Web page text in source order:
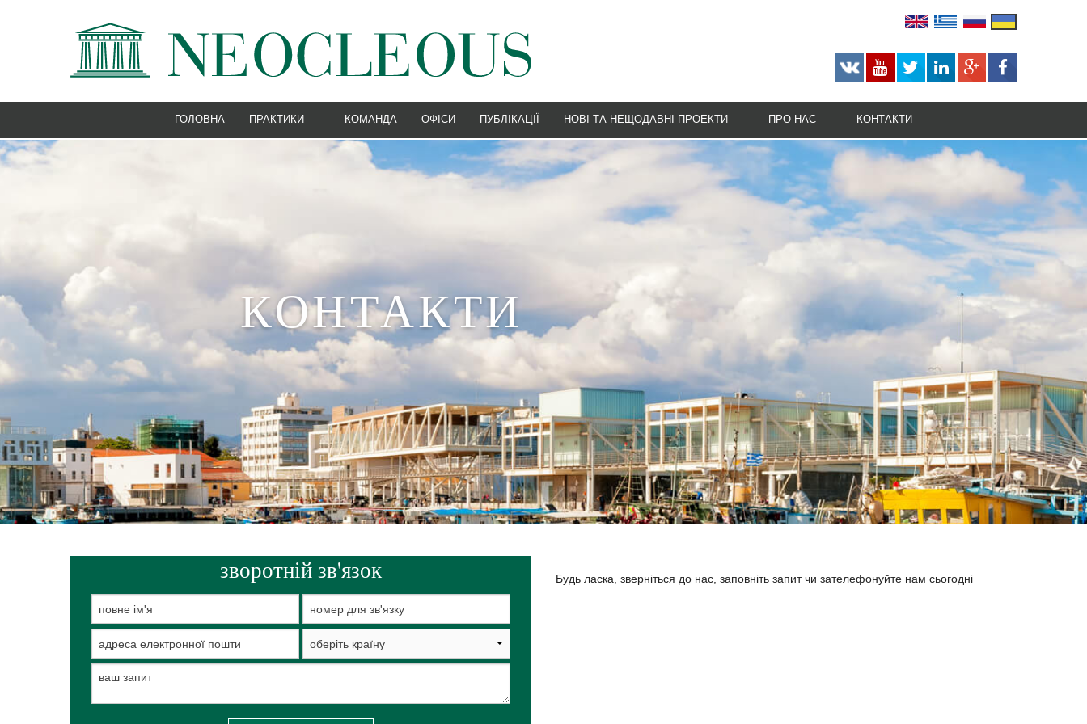
ГОЛОВНА ПРАКТИКИ
МОРСЬКЕ ПРАВО ТА СУДНОПЛАВСТВО
БАНКІВСЬКЕ ПРАВО ТА ФІНАНСИ
ЕНЕРГЕТИЧНЕ ПРАВО
ПРАВО ЄВРОПЕЙСЬКОГО СОЮЗУ ТА КОНКУРЕНТНЕ ПРАВО
ІМІГРАЦІЙНЕ ПРАВО
ІНТЕЛЕКТУАЛЬНА ВЛАСНІСТЬ
СУДОВА ПРАКТИКА ТА АРБІТРАЖ
ПОДАТКОВЕ ЗАКОНОДАВСТВО ТА МІЖНАРОДНЕ ПОДАТКОВЕ ПЛАНУВАННЯ
КОМАНДА ОФІСИ ПУБЛІКАЦІЇ НОВІ ТА НЕЩОДАВНІ ПРОЕКТИ
НОВИНИ
ПОДІЇ
ПРО НАС
КАР'ЄРА
БІЗНЕС МОЖЛИВОСТІ
НАША ІСТОРІЯ
НАША МІСІЯ
НАГОРОДИ
СУПУТНІ ПОСЛУГИ
ТЕХНОЛОГІЧНІ ВІДОМОСТІ
РЕКОМЕНДАЦІЇ
КОНТАКТИ
КОНТАКТИ
зворотній зв'язок Будь ласка, зверніться до нас, заповніть запит чи зателефонуйте нам сьогодні